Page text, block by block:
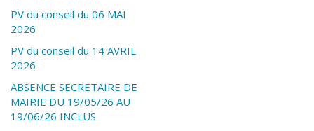
PV du conseil du 06 MAI
2026
PV du conseil du 14 AVRIL
2026
ABSENCE SECRETAIRE DE
MAIRIE DU 19/05/26 AU
19/06/26 INCLUS